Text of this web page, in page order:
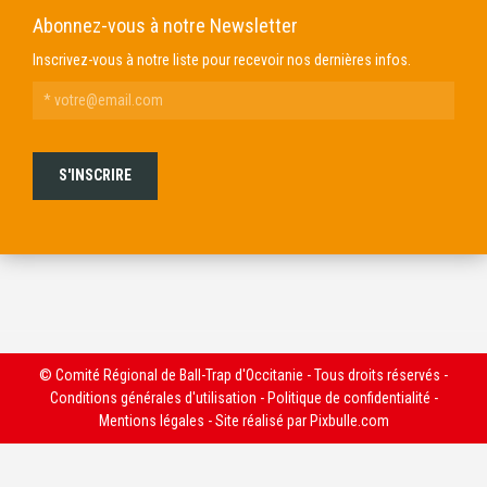
Abonnez-vous à notre Newsletter
Inscrivez-vous à notre liste pour recevoir nos dernières infos.
© Comité Régional de Ball-Trap d'Occitanie - Tous droits réservés -
Conditions générales d'utilisation - Politique de confidentialité -
Mentions légales - Site réalisé par Pixbulle.com